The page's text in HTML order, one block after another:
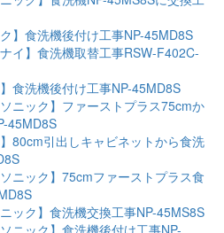
】食洗機後付け工事NP-45MD8S
イ】食洗機取替工事RSW-F402C-
食洗機後付け工事NP-45MD8S
ニック】ファーストプラス75cmか
45MD8S
80cm引出しキャビネットから食洗
ニック】75cmファーストプラス食
ック】食洗機交換工事NP-45MS8S